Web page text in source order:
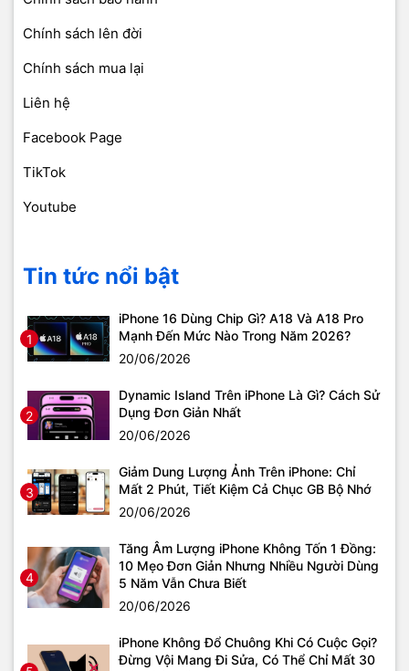
Chính sách lên đời
Chính sách mua lại
Liên hệ
Facebook Page
TikTok
Youtube
Tin tức nổi bật
1
iPhone 16 Dùng Chip Gì? A18 Và A18 Pro
Mạnh Đến Mức Nào Trong Năm 2026?
20/06/2026
2
Dynamic Island Trên iPhone Là Gì? Cách Sử
Dụng Đơn Giản Nhất
20/06/2026
3
Giảm Dung Lượng Ảnh Trên iPhone: Chỉ
Mất 2 Phút, Tiết Kiệm Cả Chục GB Bộ Nhớ
20/06/2026
4
Tăng Âm Lượng iPhone Không Tốn 1 Đồng:
10 Mẹo Đơn Giản Nhưng Nhiều Người Dùng
5 Năm Vẫn Chưa Biết
20/06/2026
iPhone Không Đổ Chuông Khi Có Cuộc Gọi?
Đừng Vội Mang Đi Sửa, Có Thể Chỉ Mất 30